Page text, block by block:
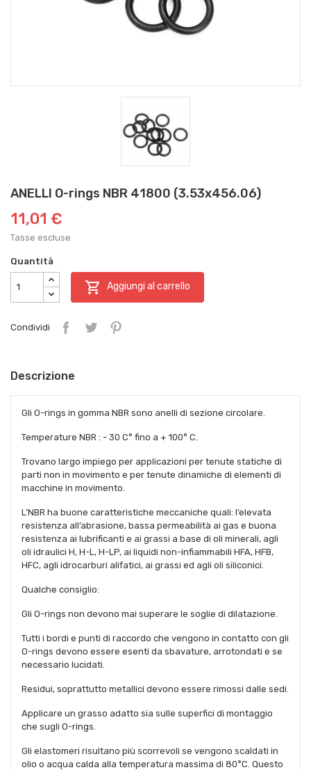
ANELLI O-rings NBR 41800 (3.53x456.06)
11,01 €
Tasse escluse
Quantità
 Aggiungi al carrello
Condividi
Descrizione
Gli O-rings in gomma NBR sono anelli di sezione circolare.
Temperature NBR : - 30 C° fino a + 100° C.
Trovano largo impiego per applicazioni per tenute statiche di
parti non in movimento e per tenute dinamiche di elementi di
macchine in movimento.
L’NBR ha buone caratteristiche meccaniche quali: l’elevata
resistenza all’abrasione, bassa permeabilità ai gas e buona
resistenza ai lubrificanti e ai grassi a base di oli minerali, agli
oli idraulici H, H-L, H-LP, ai liquidi non-infiammabili HFA, HFB,
HFC, agli idrocarburi alifatici, ai grassi ed agli oli siliconici.
Qualche consiglio:
Gli O-rings non devono mai superare le soglie di dilatazione.
Tutti i bordi e punti di raccordo che vengono in contatto con gli
O-rings devono essere esenti da sbavature, arrotondati e se
necessario lucidati.
Residui, soprattutto metallici devono essere rimossi dalle sedi.
Applicare un grasso adatto sia sulle superfici di montaggio
che sugli O-rings.
Gli elastomeri risultano più scorrevoli se vengono scaldati in
olio o acqua calda alla temperatura massima di 80°C. Questo